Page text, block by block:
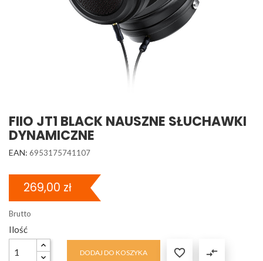
FIIO JT1 BLACK NAUSZNE SŁUCHAWKI
DYNAMICZNE
EAN: 6953175741107
269,00 zł
Brutto
Ilość
DODAJ DO KOSZYKA  compare_arrows